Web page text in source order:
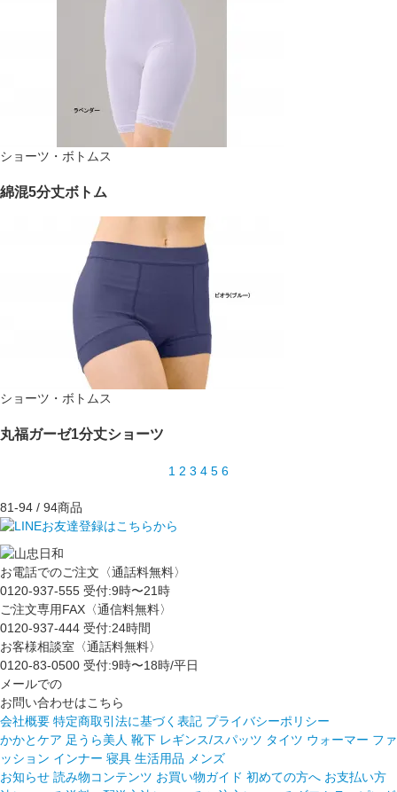
ショーツ・ボトムス
綿混5分丈ボトム
ショーツ・ボトムス
丸福ガーゼ1分丈ショーツ
1 2 3 4 5 6
81-94 / 94商品
お電話でのご注文〈通話料無料〉
0120-937-555 受付:9時〜21時
ご注文専用FAX〈通信料無料〉
0120-937-444 受付:24時間
お客様相談室〈通話料無料〉
0120-83-0500 受付:9時〜18時/平日
メールでの
お問い合わせはこちら
会社概要 特定商取引法に基づく表記 プライバシーポリシー
かかとケア 足うら美人 靴下 レギンス/スパッツ タイツ ウォーマー ファ
ッション インナー 寝具 生活用品 メンズ
お知らせ 読み物コンテンツ お買い物ガイド 初めての方へ お支払い方